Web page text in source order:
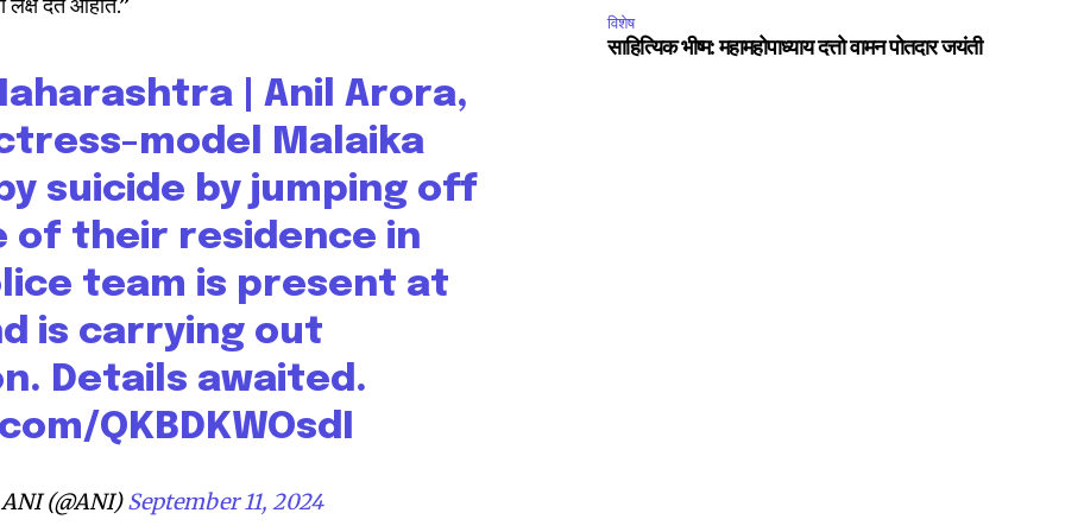
address on our website or click
we respect your privacy and
is safe with us.
SUBSCRIBE
32,111
Followers
लक्ष देत आहोत.”
| Anil Arora,
model Malaika
suicide by jumping off
their residence in
team is present at
is carrying out
Details awaited.
QKBDKWOsdI
(@ANI)September 11, 2024
विशेष
साहित्यिक भीष्म: महामहोपाध्याय दत्तो वामन पोतदार जयंती